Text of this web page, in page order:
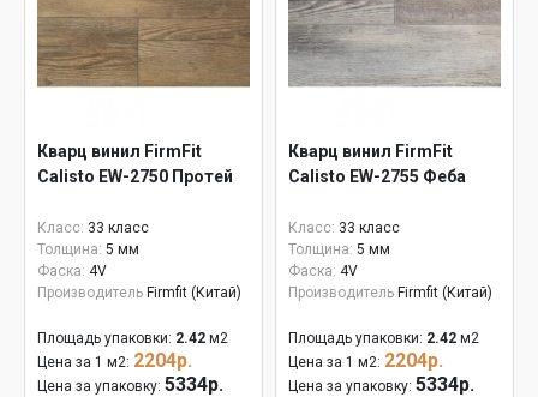
Кварц винил FirmFit
Calisto EW-2750 Протей
Класс: 33 класс
Толщина: 5 мм
Фаска: 4V
Производитель Firmfit (Китай)
Площадь упаковки: 2.42 м2
Цена за 1 м2: 2204р.
Цена за упаковку: 5334р.
Кварц винил FirmFit
Calisto EW-2755 Феба
Класс: 33 класс
Толщина: 5 мм
Фаска: 4V
Производитель Firmfit (Китай)
Площадь упаковки: 2.42 м2
Цена за 1 м2: 2204р.
Цена за упаковку: 5334р.